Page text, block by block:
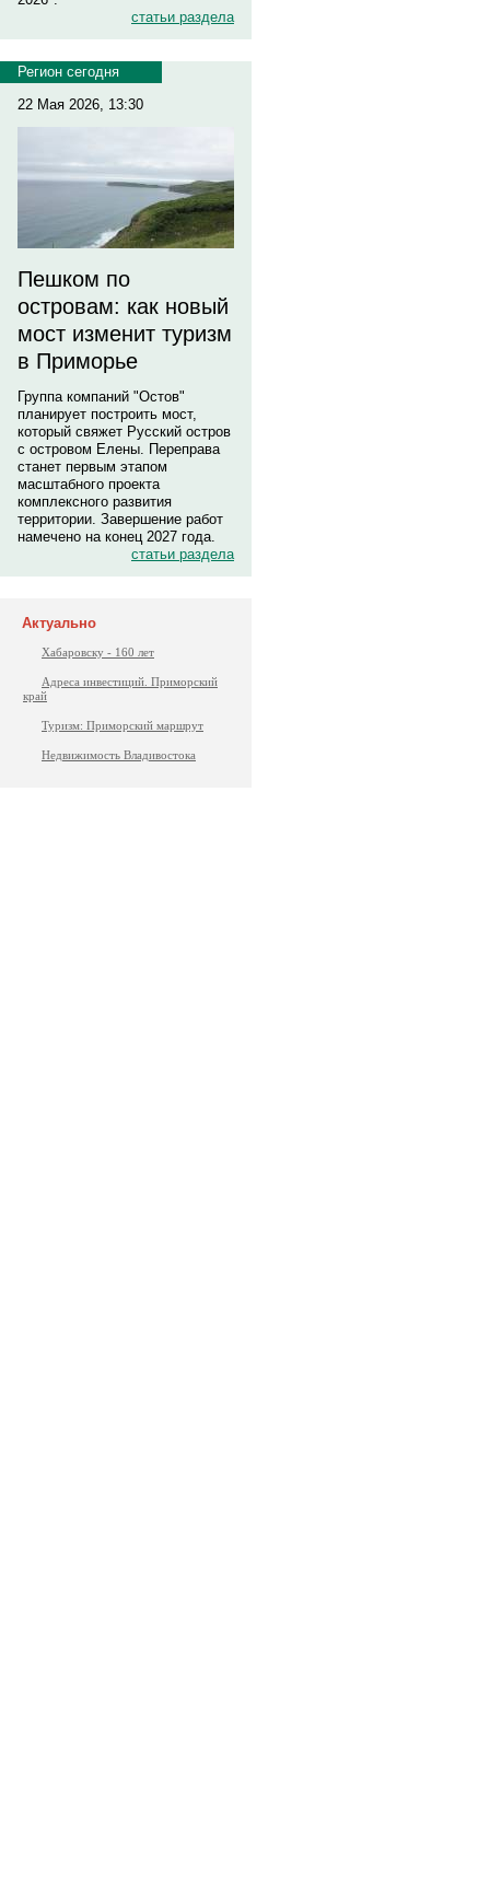
статьи раздела
Регион сегодня
22 Мая 2026, 13:30
Пешком по
островам: как новый
мост изменит туризм
в Приморье
Группа компаний "Остов"
планирует построить мост,
который свяжет Русский остров
с островом Елены. Переправа
станет первым этапом
масштабного проекта
комплексного развития
территории. Завершение работ
намечено на конец 2027 года.
статьи раздела
Актуально
Хабаровску - 160 лет
Адреса инвестиций. Приморский
край
Туризм: Приморский маршрут
Недвижимость Владивостока